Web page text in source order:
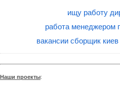
ищу работу
работа менеджером
вакансии сборщик киев
Наши проекты: